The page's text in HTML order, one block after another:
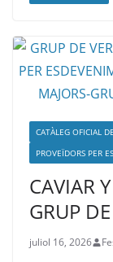
CATÀLEG OFICIAL
PROVEÏDORS PER
CAVIAR
GRUP
juliol 16, 2026